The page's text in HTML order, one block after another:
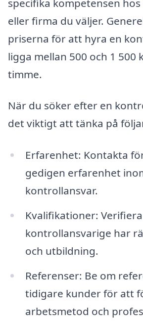
eller firma du väljer.
priserna för att hyra en
ligga mellan 500 och 1 500
timme.
När du söker efter en
det viktigt att tänka på
Erfarenhet: Kontakta
gedigen erfarenhet
kontrollansvar.
Kvalifikationer:
kontrollansvarige har
och utbildning.
Referenser: Be om
tidigare kunder för att
arbetsmetod och